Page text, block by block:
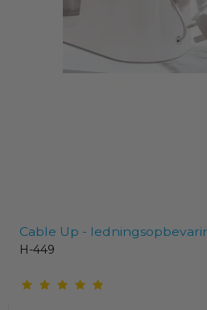
Cable Up -
H-449